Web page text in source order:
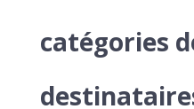
catégories